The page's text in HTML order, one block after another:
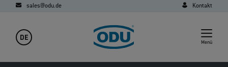
sales@odu.de Kontakt
DE
Menü